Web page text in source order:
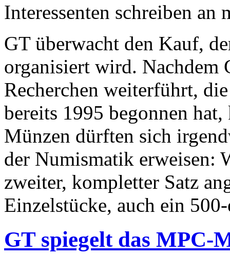
Interessenten schreiben
GT überwacht den Kauf,
organisiert wird. Nachdem
Recherchen weiterführt,
bereits 1995 begonnen
Münzen dürften sich
der Numismatik erweisen:
zweiter, kompletter Satz
Einzelstücke, auch ein
GT spiegelt das MPC-